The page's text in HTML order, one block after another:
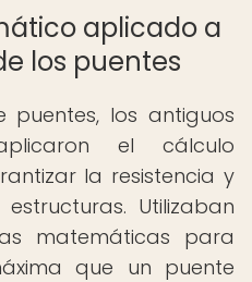
aplicado a
los puentes
puentes, los antiguos
el cálculo
la resistencia y
Utilizaban
matemáticas para
que un puente